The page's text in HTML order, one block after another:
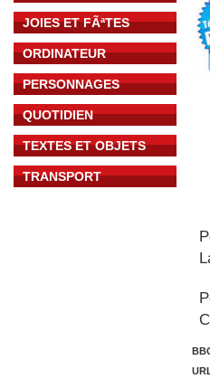
JOIES ET FÃªTES
ORDINATEUR
PERSONNAGES
QUOTIDIEN
TEXTES ET OBJETS
TRANSPORT